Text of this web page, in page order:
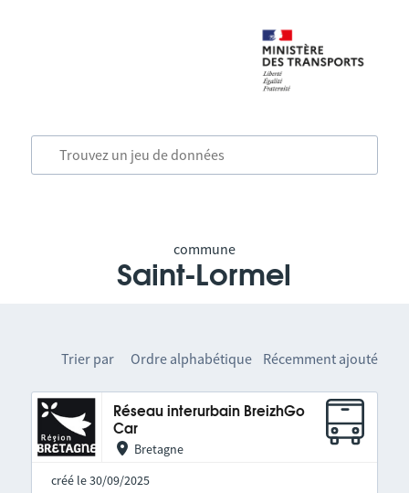
commune
Saint-Lormel
Trier par Ordre alphabétique Récemment ajouté
Réseau interurbain BreizhGo
Car
Bretagne
créé le 30/09/2025